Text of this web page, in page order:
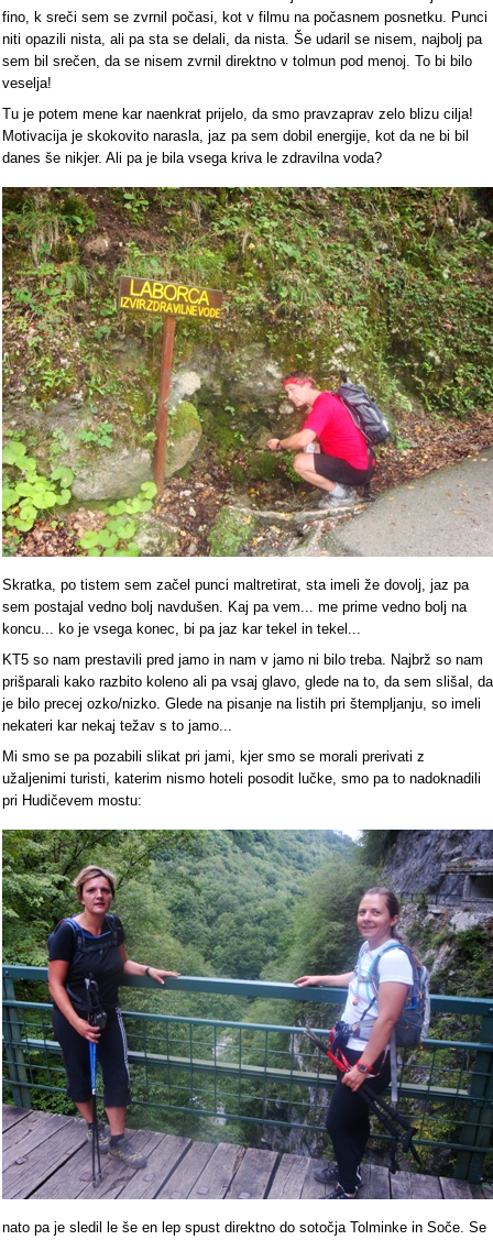
fino, k sreči sem se zvrnil počasi, kot v filmu na počasnem posnetku. Punci
niti opazili nista, ali pa sta se delali, da nista. Še udaril se nisem, najbolj pa
sem bil srečen, da se nisem zvrnil direktno v tolmun pod menoj. To bi bilo
veselja!
Tu je potem mene kar naenkrat prijelo, da smo pravzaprav zelo blizu cilja!
Motivacija je skokovito narasla, jaz pa sem dobil energije, kot da ne bi bil
danes še nikjer. Ali pa je bila vsega kriva le zdravilna voda?
Skratka, po tistem sem začel punci maltretirat, sta imeli že dovolj, jaz pa
sem postajal vedno bolj navdušen. Kaj pa vem... me prime vedno bolj na
koncu... ko je vsega konec, bi pa jaz kar tekel in tekel...
KT5 so nam prestavili pred jamo in nam v jamo ni bilo treba. Najbrž so nam
prišparali kako razbito koleno ali pa vsaj glavo, glede na to, da sem slišal, da
je bilo precej ozko/nizko. Glede na pisanje na listih pri štempljanju, so imeli
nekateri kar nekaj težav s to jamo...
Mi smo se pa pozabili slikat pri jami, kjer smo se morali prerivati z
užaljenimi turisti, katerim nismo hoteli posodit lučke, smo pa to nadoknadili
pri Hudičevem mostu:
nato pa je sledil le še en lep spust direktno do sotočja Tolminke in Soče. Se